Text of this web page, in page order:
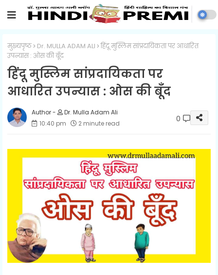
मुख्यपृष्ठ Dr. MULLA ADAM ALI
हिंदू मुस्लिम सांप्रदायिकता पर आधारित
उपन्यास : ओस की बूँद
हिंदू मुस्लिम सांप्रदायिकता पर
आधारित उपन्यास : ओस की बूँद
Dr. Mulla Adam Ali
10:40 pm
2 minute read 0